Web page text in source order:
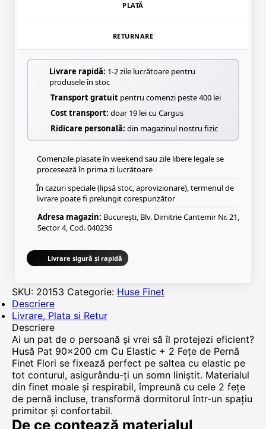
PLATĂ
RETURNARE
Livrare rapidă: 1-2 zile lucrătoare pentru
produsele în stoc
Transport gratuit pentru comenzi peste 400 lei
Cost transport: doar 19 lei cu Cargus
Ridicare personală: din magazinul nostru fizic
Comenzile plasate în weekend sau zile libere legale se
procesează în prima zi lucrătoare
În cazuri speciale (lipsă stoc, aprovizionare), termenul de
livrare poate fi prelungit corespunzător
Adresa magazin: București, Blv. Dimitrie Cantemir Nr. 21,
Sector 4, Cod. 040236
Livrare sigură și rapidă
SKU: 20153 Categorie: Huse Finet
Descriere
Livrare, Plata si Retur
Descriere
Ai un pat de o persoană și vrei să îl protejezi eficient?
Husă Pat 90x200 cm Cu Elastic + 2 Fețe de Pernă
Finet Flori se fixează perfect pe saltea cu elastic pe
tot conturul, asigurându-ți un somn liniștit. Materialul
din finet moale și respirabil, împreună cu cele 2 fețe
de pernă incluse, transformă dormitorul într-un spațiu
primitor și confortabil.
De ce contează materialul